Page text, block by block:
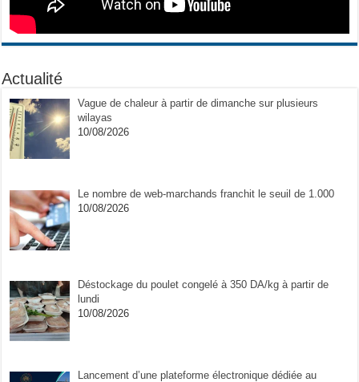
Actualité
Vague de chaleur à partir de dimanche sur plusieurs
wilayas
10/08/2026
Le nombre de web-marchands franchit le seuil de 1.000
10/08/2026
Déstockage du poulet congelé à 350 DA/kg à partir de
lundi
10/08/2026
Lancement d’une plateforme électronique dédiée au